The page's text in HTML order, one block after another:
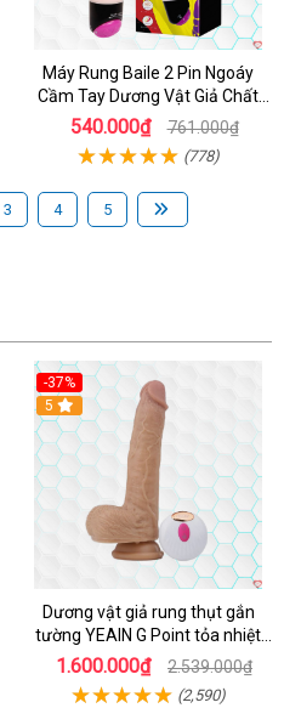
Máy Rung Baile 2 Pin Ngoáy
Cầm Tay Dương Vật Giả Chất
Lượng
540.000₫ 761.000₫
(778)
3 4 5
-37%
5
Dương vật giả rung thụt gắn
tường YEAIN G Point tỏa nhiệt
điều khiển từ xa
1.600.000₫ 2.539.000₫
(2,590)